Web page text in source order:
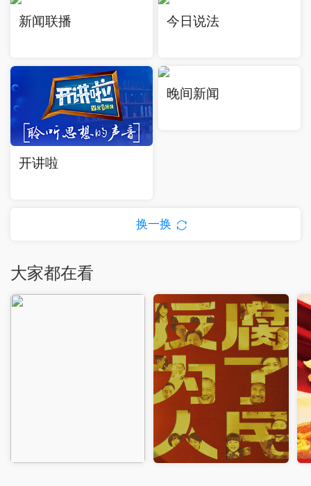
新闻联播 今日说法
开讲啦
晚间新闻
换一换
大家都在看